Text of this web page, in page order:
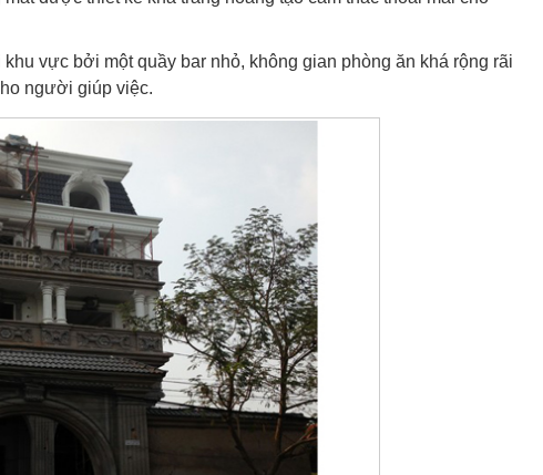
vực bởi một quầy bar nhỏ, không gian phòng ăn khá rộng rãi
người giúp việc.